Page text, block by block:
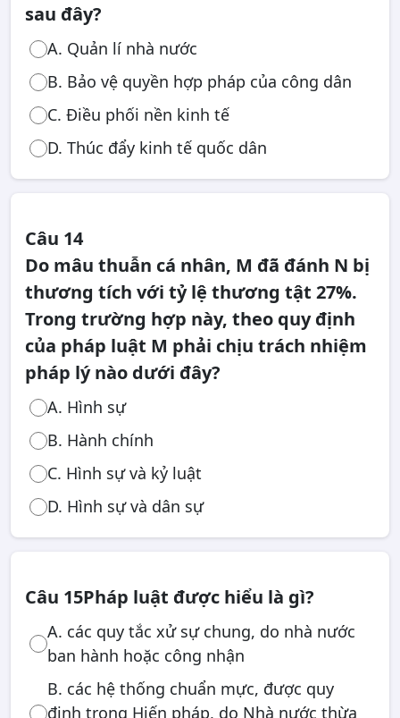
sau đây?
A. Quản lí nhà nước
B. Bảo vệ quyền hợp pháp của công dân
C. Điều phối nền kinh tế
D. Thúc đẩy kinh tế quốc dân
Câu 14
Do mâu thuẫn cá nhân, M đã đánh N bị
thương tích với tỷ lệ thương tật 27%.
Trong trường hợp này, theo quy định
của pháp luật M phải chịu trách nhiệm
pháp lý nào dưới đây?
A. Hình sự
B. Hành chính
C. Hình sự và kỷ luật
D. Hình sự và dân sự
Câu 15Pháp luật được hiểu là gì?
A. các quy tắc xử sự chung, do nhà nước
ban hành hoặc công nhận
B. các hệ thống chuẩn mực, được quy
định trong Hiến pháp, do Nhà nước thừa